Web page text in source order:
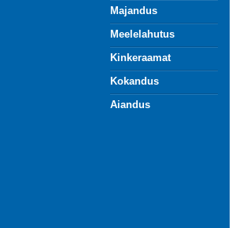
Majandus
Meelelahutus
Kinkeraamat
Kokandus
Aiandus